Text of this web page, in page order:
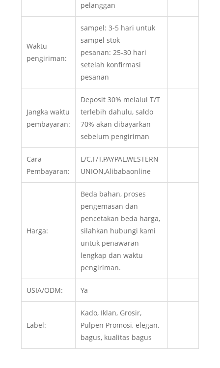
pelanggan
Waktu
pengiriman:
sampel: 3-5 hari untuk
sampel stok
pesanan: 25-30 hari
setelah konfirmasi
pesanan
Jangka waktu
pembayaran:
Deposit 30% melalui T/T
terlebih dahulu, saldo
70% akan dibayarkan
sebelum pengiriman
Cara
Pembayaran:
L/C,T/T,PAYPAL,WESTERN
UNION,Alibabaonline
Harga:
Beda bahan, proses
pengemasan dan
pencetakan beda harga,
silahkan hubungi kami
untuk penawaran
lengkap dan waktu
pengiriman.
USIA/ODM: Ya
Label:
Kado, Iklan, Grosir,
Pulpen Promosi, elegan,
bagus, kualitas bagus